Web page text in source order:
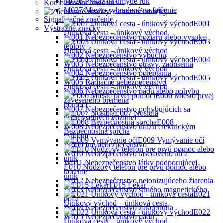
M027 Miesto vyhradené na fajčenie
Signalizačné značenie
Výstražné značky
W001 Nebezpečenstvo požiaru alebo vysokej
teploty
W002 Nebezpečenstvo výbuchu
W003 Nebezpečenstvo otravy, zadusenia
W004 Nebezpečenstvo poleptania
W005 Radiačné nebezpečenstvo
W006 Nebezpečenstvo pádu alebo pohybu
zaveseného bremena
W007 Nebezpečenstvo pohybujúcich sa
priemyselných vozidiel
W008 Nebezpečenstvo úrazu elektrickým
prúdom
W009 Iné nebezpečenstvo
W010 Nebezpečenstvo laserového lúča
W011 Nebezpečenstvo látky podporujúcej
horenie
W012 Nebezpečenstvo neionizujúceho žiarenia
W013 Nebezpečenstvo silného magnetického
poľa
W014 Nebezpečenstvo zakopnutia
W015 Nebezpečenstvo pádu
Kombinované značenia
Záchranné značky
E001
Úniková cesta – únikový východ
E003
Úniková cesta – únikový východ
E004
Úniková cesta – únikový východ
E005
Ůniková cesta – únikový východ
E006 Miesto prvej
pomoci
E007 Nosidlá
E008
Bezpečnostná sprcha
E009 Vymývanie očí
E010 Núdzový telefón pre prvú pomoc alebo
únik
E015 Lekár
E021
Únikový východ – úniková cesta
E022
Úniková cesta – únikový východ